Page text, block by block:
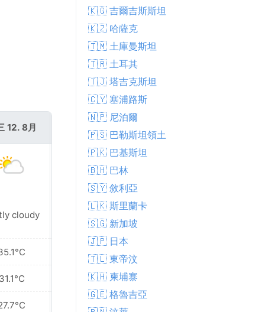
12. 8月
cloudy
35.3°C
31.1°C
27.9°C
🇰🇬 吉爾吉斯斯坦
🇰🇿 哈薩克
🇹🇲 土庫曼斯坦
🇹🇷 土耳其
🇹🇯 塔吉克斯坦
🇨🇾 塞浦路斯
🇳🇵 尼泊爾
🇵🇸 巴勒斯坦領土
🇵🇰 巴基斯坦
🇧🇭 巴林
🇸🇾 敘利亞
🇱🇰 斯里蘭卡
🇸🇬 新加坡
🇯🇵 日本
🇹🇱 東帝汶
🇰🇭 柬埔寨
🇬🇪 格魯吉亞